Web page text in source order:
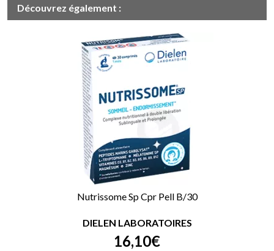
Découvrez également :
Nutrissome Sp Cpr Pell B/30
DIELEN LABORATOIRES
16,10€